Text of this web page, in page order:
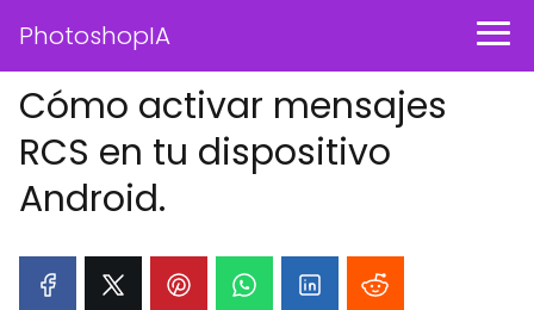
PhotoshopIA
Cómo activar mensajes
RCS en tu dispositivo
Android.